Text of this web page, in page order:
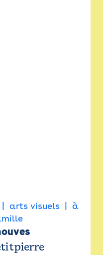
arts visuels
à